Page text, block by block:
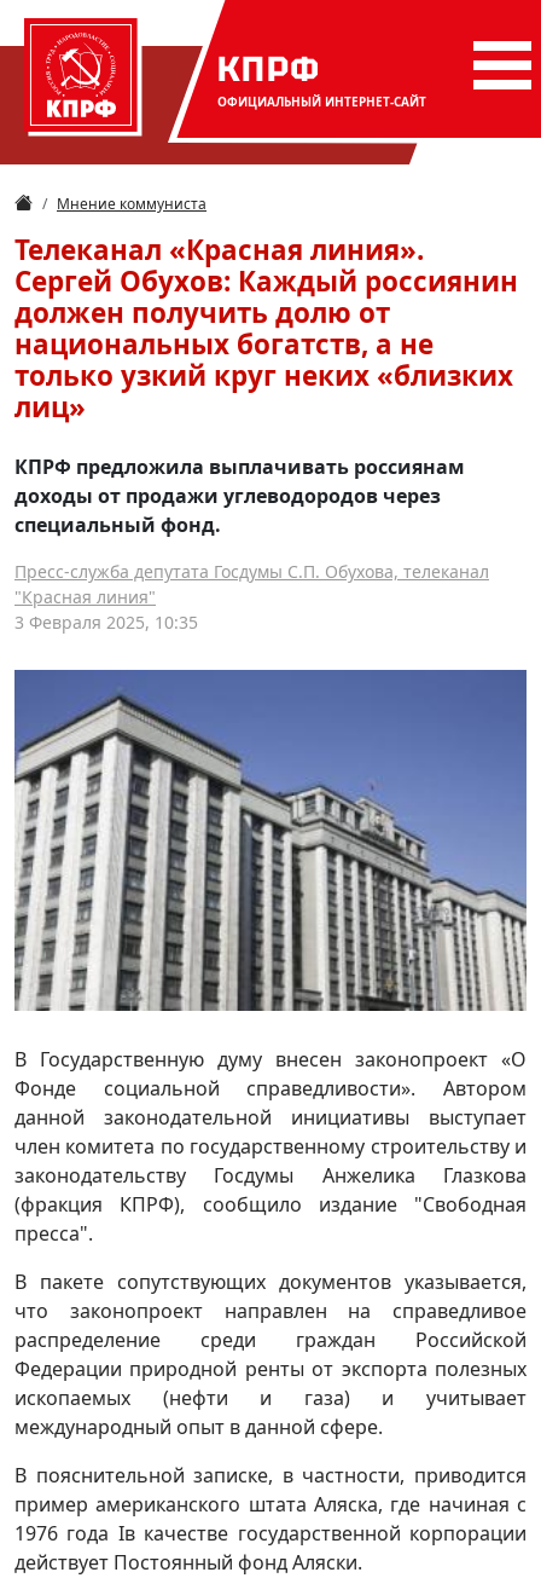
КПРФ
ОФИЦИАЛЬНЫЙ ИНТЕРНЕТ-САЙТ
Мнение коммуниста
Телеканал «Красная линия».
Сергей Обухов: Каждый россиянин
должен получить долю от
национальных богатств, а не
только узкий круг неких «близких
лиц»
КПРФ предложила выплачивать россиянам
доходы от продажи углеводородов через
специальный фонд.
Пресс-служба депутата Госдумы С.П. Обухова, телеканал
"Красная линия"
3 Февраля 2025, 10:35
В Государственную думу внесен законопроект «О
Фонде социальной справедливости». Автором
данной законодательной инициативы выступает
член комитета по государственному строительству и
законодательству Госдумы Анжелика Глазкова
(фракция КПРФ), сообщило издание "Свободная
пресса".
В пакете сопутствующих документов указывается,
что законопроект направлен на справедливое
распределение среди граждан Российской
Федерации природной ренты от экспорта полезных
ископаемых (нефти и газа) и учитывает
международный опыт в данной сфере.
В пояснительной записке, в частности, приводится
пример американского штата Аляска, где начиная с
1976 года Iв качестве государственной корпорации
действует Постоянный фонд Аляски.